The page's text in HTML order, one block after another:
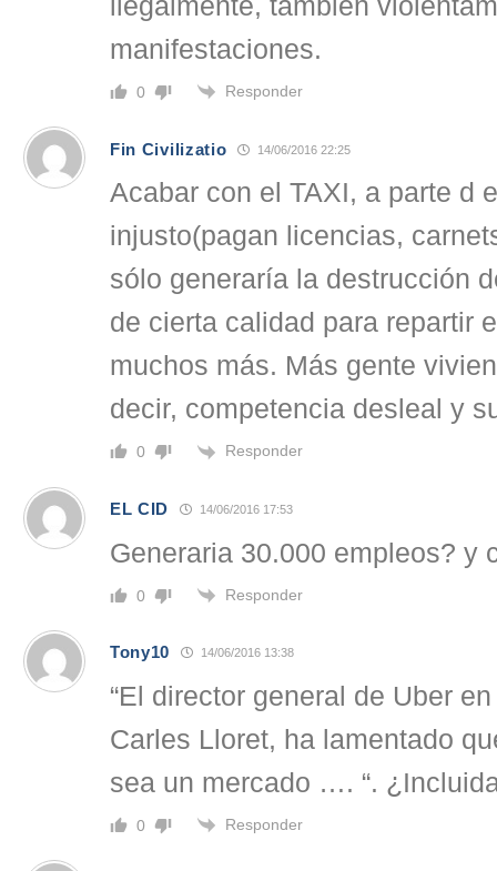
ilegalmente, también
manifestaciones.
0 Responder
Fin Civilizatio 14/06/2016 22:25
Acabar con el TAXI, a parte d
injusto(pagan licencias,
sólo generaría la destrucción
de cierta calidad para repartir
muchos más. Más gente
decir, competencia desleal y
0 Responder
EL CID 14/06/2016 17:53
Generaria 30.000 empleos? y
0 Responder
Tony10 14/06/2016 13:38
“El director general de Uber
Carles Lloret, ha lamentado
sea un mercado …. “.
0 Responder